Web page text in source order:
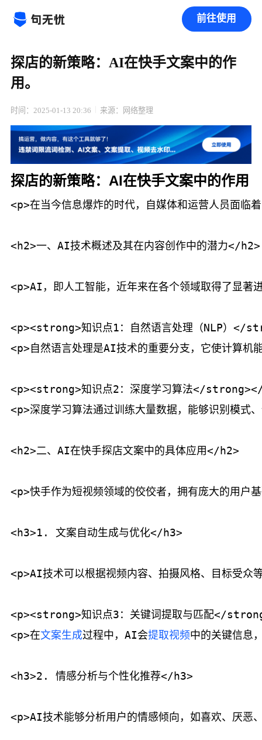
前往使用
探店的新策略：AI在快手文案中的作
用。
时间：2025-01-13 20:36 来源：网络整理
探店的新策略：AI在快手文案中的作用
<p>在当今信息爆炸的时代，自媒体和运营人员面临
<h2>一、AI技术概述及其在内容创作中的潜力</h2>
<p>AI，即人工智能，近年来在各个领域取得了显著
<p><strong>知识点1：自然语言处理（NLP）</
<p>自然语言处理是AI技术的重要分支，它使计算机
<p><strong>知识点2：深度学习算法</
<p>深度学习算法通过训练大量数据，能够识别模式
<h2>二、AI在快手探店文案中的具体应用</h2>
<p>快手作为短视频领域的佼佼者，拥有庞大的用户
<h3>1. 文案自动生成与优化</h3>
<p>AI技术可以根据视频内容、拍摄风格、目标受众
<p><strong>知识点3：关键词提取与匹配</
<p>在文案生成过程中，AI会提取视频中的关键信息
<h3>2. 情感分析与个性化推荐</h3>
<p>AI技术能够分析用户的情感倾向，如喜欢、厌恶